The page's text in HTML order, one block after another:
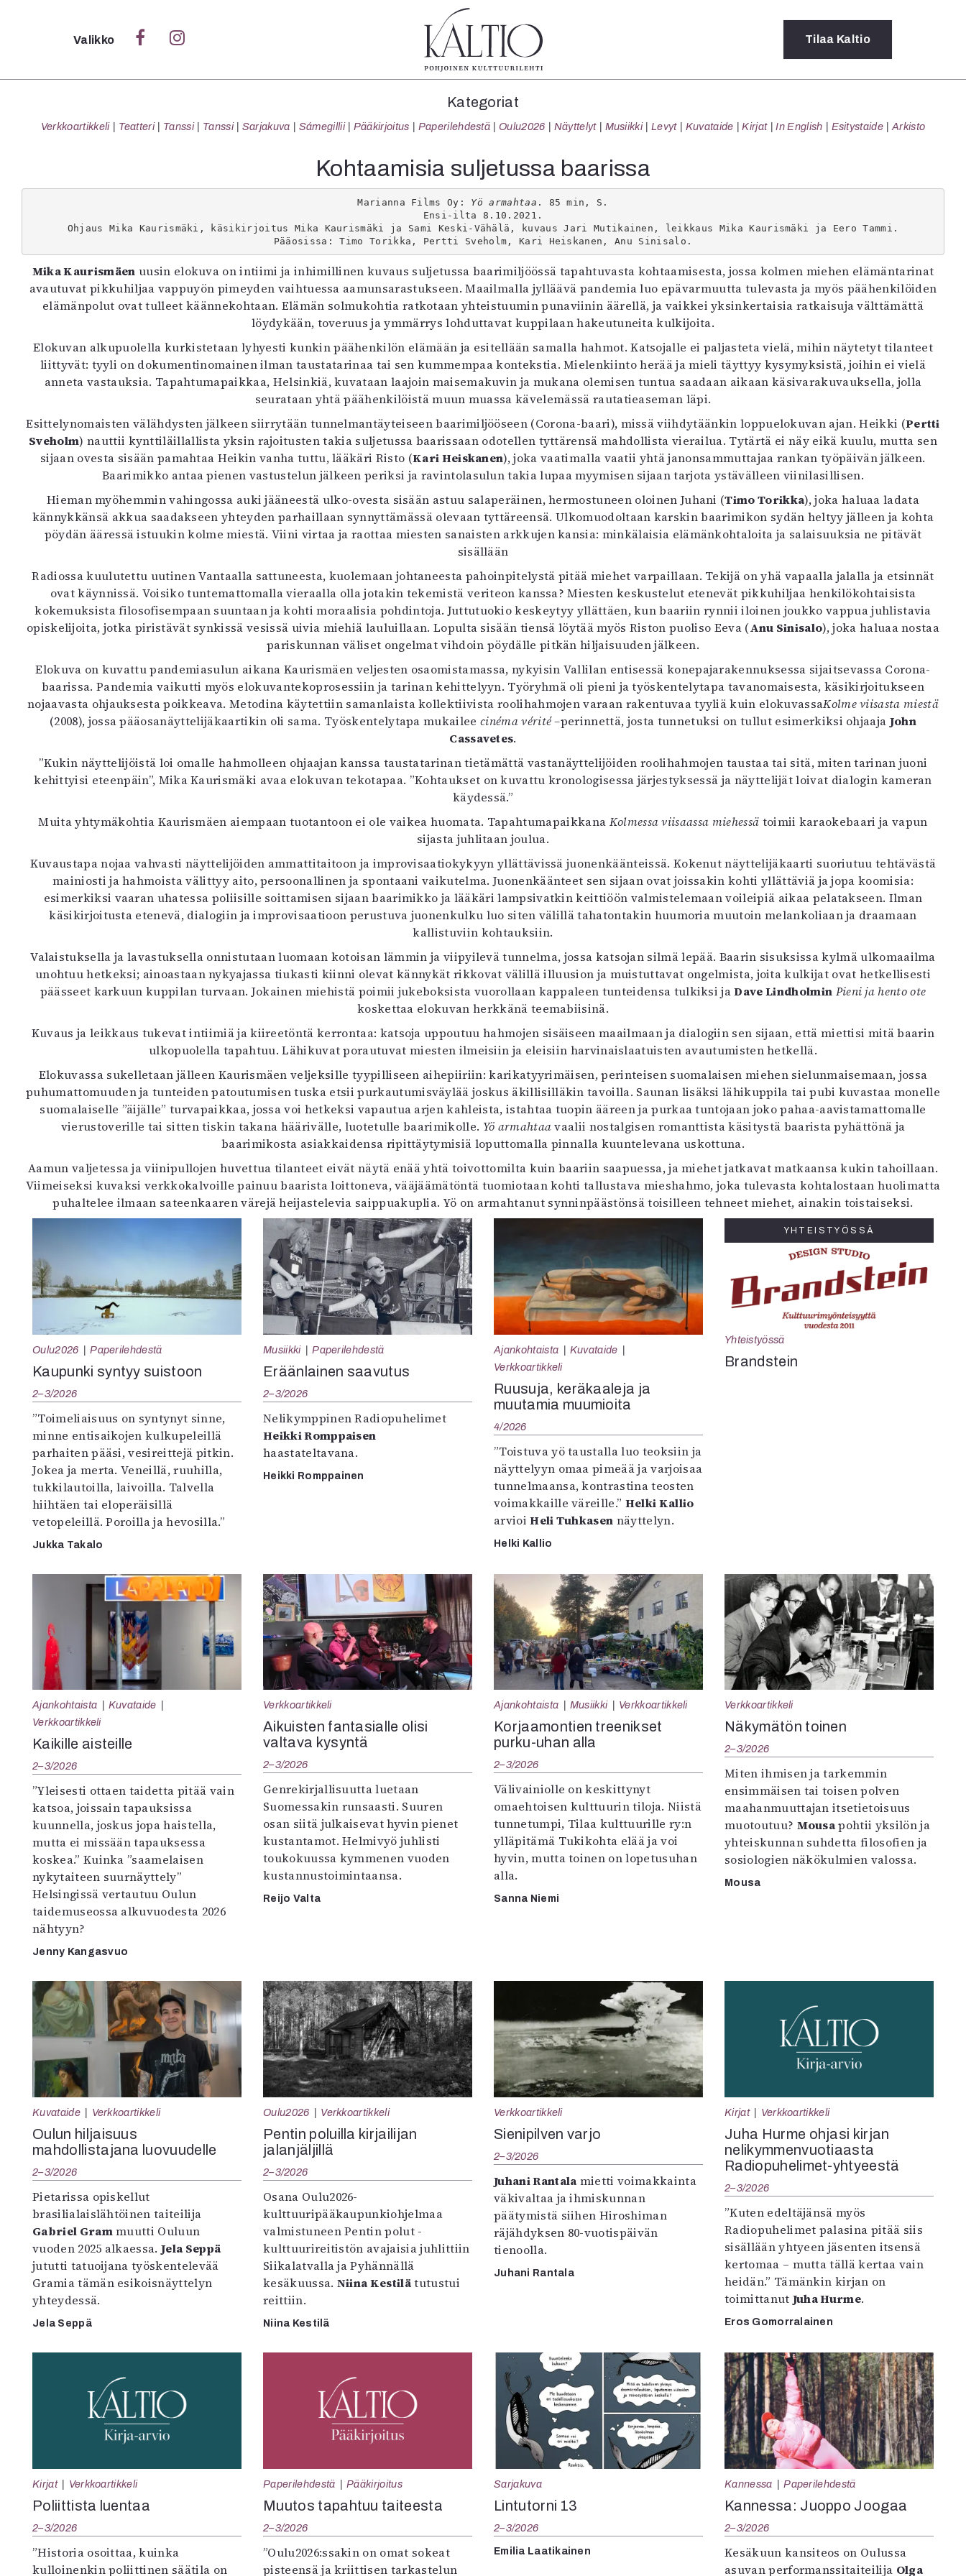
Sulje
Verkkoartikkeli
Tanssi
Tanssi
Sarjakuva
Pääkirjoitus
Paperilehdestä
Oulu2026
Näyttelyt
Musiikki
Levyt
Kuvataide
Kirjat
In English
Esitystaide
Arkisto
Lehdet
4/2026
1/2026
6/2025
5/2025 saame
5/2025
Lehtiarkisto
Tilaus ja
Yhteistyössä
Toimitus
Mediatiedot
Valikko Tilaa Kaltio
Kategoriat
Verkkoartikkeli Teatteri Tanssi Tanssi Sarjakuva Sámegillii Pääkirjoitus Paperilehdestä Oulu2026 Näyttelyt Musiikki Levyt Kuvataide Kirjat In English Esitystaide Arkisto
Kohtaamisia suljetussa baarissa
Marianna Films Oy: Yö armahtaa . 85 min, S.
Ensi-ilta 8.10.2021.
Ohjaus Mika Kaurismäki, käsikirjoitus Mika Kaurismäki ja Sami Keski-Vähälä, kuvaus Jari Mutikainen, leikkaus Mika Kaurismäki ja Eero Tammi.
Pääosissa: Timo Torikka, Pertti Sveholm, Kari Heiskanen, Anu Sinisalo.
Mika Kaurismäen uusin elokuva on intiimi ja inhimillinen kuvaus suljetussa baarimiljöössä tapahtuvasta kohtaamisesta, jossa kolmen miehen elämäntarinat
avautuvat pikkuhiljaa vappuyön pimeyden vaihtuessa aamunsarastukseen. Maailmalla jylläävä pandemia luo epävarmuutta tulevasta ja myös päähenkilöiden
elämänpolut ovat tulleet käännekohtaan. Elämän solmukohtia ratkotaan yhteistuumin punaviinin äärellä, ja vaikkei yksinkertaisia ratkaisuja välttämättä
löydykään, toveruus ja ymmärrys lohduttavat kuppilaan hakeutuneita kulkijoita.
Elokuvan alkupuolella kurkistetaan lyhyesti kunkin päähenkilön elämään ja esitellään samalla hahmot. Katsojalle ei paljasteta vielä, mihin näytetyt tilanteet
liittyvät: tyyli on dokumentinomainen ilman taustatarinaa tai sen kummempaa kontekstia. Mielenkiinto herää ja mieli täyttyy kysymyksistä, joihin ei vielä
anneta vastauksia. Tapahtumapaikkaa, Helsinkiä, kuvataan laajoin maisemakuvin ja mukana olemisen tuntua saadaan aikaan käsivarakuvauksella, jolla
seurataan yhtä päähenkilöistä muun muassa kävelemässä rautatieaseman läpi.
Esittelynomaisten välähdysten jälkeen siirrytään tunnelmantäyteiseen baarimiljööseen (Corona-baari), missä viihdytäänkin loppuelokuvan ajan. Heikki (Pertti
Sveholm) nauttii kynttiläillallista yksin rajoitusten takia suljetussa baarissaan odotellen tyttärensä mahdollista vierailua. Tytärtä ei näy eikä kuulu, mutta sen
sijaan ovesta sisään pamahtaa Heikin vanha tuttu, lääkäri Risto (Kari Heiskanen), joka vaatimalla vaatii yhtä janonsammuttajaa rankan työpäivän jälkeen.
Baarimikko antaa pienen vastustelun jälkeen periksi ja ravintolasulun takia lupaa myymisen sijaan tarjota ystävälleen viinilasillisen.
Hieman myöhemmin vahingossa auki jääneestä ulko-ovesta sisään astuu salaperäinen, hermostuneen oloinen Juhani (Timo Torikka), joka haluaa ladata
kännykkänsä akkua saadakseen yhteyden parhaillaan synnyttämässä olevaan tyttäreensä. Ulkomuodoltaan karskin baarimikon sydän heltyy jälleen ja kohta
pöydän ääressä istuukin kolme miestä. Viini virtaa ja raottaa miesten sanaisten arkkujen kansia: minkälaisia elämänkohtaloita ja salaisuuksia ne pitävät
sisällään
Radiossa kuulutettu uutinen Vantaalla sattuneesta, kuolemaan johtaneesta pahoinpitelystä pitää miehet varpaillaan. Tekijä on yhä vapaalla jalalla ja etsinnät
ovat käynnissä. Voisiko tuntemattomalla vieraalla olla jotakin tekemistä veriteon kanssa? Miesten keskustelut etenevät pikkuhiljaa henkilökohtaisista
kokemuksista filosofisempaan suuntaan ja kohti moraalisia pohdintoja. Juttutuokio keskeytyy yllättäen, kun baariin rynnii iloinen joukko vappua juhlistavia
opiskelijoita, jotka piristävät synkissä vesissä uivia miehiä lauluillaan. Lopulta sisään tiensä löytää myös Riston puoliso Eeva (Anu Sinisalo), joka haluaa nostaa
pariskunnan väliset ongelmat vihdoin pöydälle pitkän hiljaisuuden jälkeen.
Elokuva on kuvattu pandemiasulun aikana Kaurismäen veljesten osaomistamassa, nykyisin Vallilan entisessä konepajarakennuksessa sijaitsevassa Corona-
baarissa. Pandemia vaikutti myös elokuvantekoprosessiin ja tarinan kehittelyyn. Työryhmä oli pieni ja työskentelytapa tavanomaisesta, käsikirjoitukseen
nojaavasta ohjauksesta poikkeava. Metodina käytettiin samanlaista kollektiivista roolihahmojen varaan rakentuvaa tyyliä kuin elokuvassaKolme viisasta miestä
(2008), jossa pääosanäyttelijäkaartikin oli sama. Työskentelytapa mukaileecinéma vérité –perinnettä, josta tunnetuksi on tullut esimerkiksi ohjaaja John
Cassavetes.
”Kukin näyttelijöistä loi omalle hahmolleen ohjaajan kanssa taustatarinan tietämättä vastanäyttelijöiden roolihahmojen taustaa tai sitä, miten tarinan juoni
kehittyisi eteenpäin”, Mika Kaurismäki avaa elokuvan tekotapaa. ”Kohtaukset on kuvattu kronologisessa järjestyksessä ja näyttelijät loivat dialogin kameran
käydessä.”
Muita yhtymäkohtia Kaurismäen aiempaan tuotantoon ei ole vaikea huomata. Tapahtumapaikkana Kolmessa viisaassa miehessä toimii karaokebaari ja vapun
sijasta juhlitaan joulua.
Kuvaustapa nojaa vahvasti näyttelijöiden ammattitaitoon ja improvisaatiokykyyn yllättävissä juonenkäänteissä. Kokenut näyttelijäkaarti suoriutuu tehtävästä
mainiosti ja hahmoista välittyy aito, persoonallinen ja spontaani vaikutelma. Juonenkäänteet sen sijaan ovat joissakin kohti yllättäviä ja jopa koomisia:
esimerkiksi vaaran uhatessa poliisille soittamisen sijaan baarimikko ja lääkäri lampsivatkin keittiöön valmistelemaan voileipiä aikaa pelatakseen. Ilman
käsikirjoitusta etenevä, dialogiin ja improvisaatioon perustuva juonenkulku luo siten välillä tahatontakin huumoria muutoin melankoliaan ja draamaan
kallistuviin kohtauksiin.
Valaistuksella ja lavastuksella onnistutaan luomaan kotoisan lämmin ja viipyilevä tunnelma, jossa katsojan silmä lepää. Baarin sisuksissa kylmä ulkomaailma
unohtuu hetkeksi; ainoastaan nykyajassa tiukasti kiinni olevat kännykät rikkovat välillä illuusion ja muistuttavat ongelmista, joita kulkijat ovat hetkellisesti
päässeet karkuun kuppilan turvaan. Jokainen miehistä poimii jukeboksista vuorollaan kappaleen tunteidensa tulkiksi jaDave Lindholmin Pieni ja hento ote
koskettaa elokuvan herkkänä teemabiisinä.
Kuvaus ja leikkaus tukevat intiimiä ja kiireetöntä kerrontaa: katsoja uppoutuu hahmojen sisäiseen maailmaan ja dialogiin sen sijaan, että miettisi mitä baarin
ulkopuolella tapahtuu. Lähikuvat porautuvat miesten ilmeisiin ja eleisiin harvinaislaatuisten avautumisten hetkellä.
Elokuvassa sukelletaan jälleen Kaurismäen veljeksille tyypilliseen aihepiiriin: karikatyyrimäisen, perinteisen suomalaisen miehen sielunmaisemaan, jossa
puhumattomuuden ja tunteiden patoutumisen tuska etsii purkautumisväylää joskus äkillisilläkin tavoilla. Saunan lisäksi lähikuppila tai pubi kuvastaa monelle
suomalaiselle ”äijälle” turvapaikkaa, jossa voi hetkeksi vapautua arjen kahleista, istahtaa tuopin ääreen ja purkaa tuntojaan joko pahaa-aavistamattomalle
vierustoverille tai sitten tiskin takana häärivälle, luotetulle baarimikolle. Yö armahtaavaalii nostalgisen romanttista käsitystä baarista pyhättönä ja
baarimikosta asiakkaidensa ripittäytymisiä loputtomalla pinnalla kuuntelevana uskottuna.
Aamun valjetessa ja viinipullojen huvettua tilanteet eivät näytä enää yhtä toivottomilta kuin baariin saapuessa, ja miehet jatkavat matkaansa kukin tahoillaan.
Viimeiseksi kuvaksi verkkokalvoille painuu baarista loittoneva, vääjäämätöntä tuomiotaan kohti tallustava mieshahmo, joka tulevasta kohtalostaan huolimatta
puhaltelee ilmaan sateenkaaren värejä heijastelevia saippuakuplia. Yö on armahtanut synninpäästönsä toisilleen tehneet miehet, ainakin toistaiseksi.
Oulu2026 Paperilehdestä
Kaupunki syntyy suistoon
2–3/2026
”Toimeliaisuus on syntynyt sinne,
minne entisaikojen kulkupeleillä
parhaiten pääsi, vesireittejä pitkin.
Jokea ja merta. Veneillä, ruuhilla,
tukkilautoilla, laivoilla. Talvella
hiihtäen tai eloperäisillä
vetopeleillä. Poroilla ja hevosilla.”
Jukka Takalo
Musiikki Paperilehdestä
Eräänlainen saavutus
2–3/2026
Nelikymppinen Radiopuhelimet
Heikki Romppaisen
haastateltavana.
Heikki Romppainen
Ajankohtaista
Kuvataide
Verkkoartikkeli
Ruusuja, keräkaaleja ja
muutamia muumioita
4/2026
”Toistuva yö taustalla luo teoksiin ja
näyttelyyn omaa pimeää ja varjoisaa
tunnelmaansa, kontrastina teosten
voimakkaille väreille.” Helki Kallio
arvioiHeli Tuhkasen näyttelyn.
Helki Kallio
YHTEISTYÖSSÄ
Yhteistyössä
Brandstein
Ajankohtaista
Kuvataide
Verkkoartikkeli
Kaikille aisteille
2–3/2026
”Yleisesti ottaen taidetta pitää vain
katsoa, joissain tapauksissa
kuunnella, joskus jopa haistella,
mutta ei missään tapauksessa
koskea.” Kuinka ”saamelaisen
nykytaiteen suurnäyttely”
Helsingissä vertautuu Oulun
taidemuseossa alkuvuodesta 2026
nähtyyn?
Jenny Kangasvuo
Verkkoartikkeli
Aikuisten fantasialle olisi
valtava kysyntä
2–3/2026
Genrekirjallisuutta luetaan
Suomessakin runsaasti. Suuren
osan siitä julkaisevat hyvin pienet
kustantamot. Helmivyö juhlisti
toukokuussa kymmenen vuoden
kustannustoimintaansa.
Reijo Valta
Ajankohtaista Musiikki Verkkoartikkeli
Korjaamontien treenikset
purku-uhan alla
2–3/2026
Välivainiolle on keskittynyt
omaehtoisen kulttuurin tiloja. Niistä
tunnetumpi, Tilaa kulttuurille ry:n
ylläpitämä Tukikohta elää ja voi
hyvin, mutta toinen on lopetusuhan
alla.
Sanna Niemi
Verkkoartikkeli
Näkymätön toinen
2–3/2026
Miten ihmisen ja tarkemmin
ensimmäisen tai toisen polven
maahanmuuttajan itsetietoisuus
muotoutuu? Mousapohtii yksilön ja
yhteiskunnan suhdetta filosofien ja
sosiologien näkökulmien valossa.
Mousa
Kuvataide Verkkoartikkeli
Oulun hiljaisuus
mahdollistajana luovuudelle
2–3/2026
Pietarissa opiskellut
brasilialaislähtöinen taiteilija
Gabriel Grammuutti Ouluun
vuoden 2025 alkaessa.Jela Seppä
jututti tatuoijana työskentelevää
Gramia tämän esikoisnäyttelyn
yhteydessä.
Jela Seppä
Oulu2026 Verkkoartikkeli
Pentin poluilla kirjailijan
jalanjäljillä
2–3/2026
Osana Oulu2026-
kulttuuripääkaupunkiohjelmaa
valmistuneen Pentin polut -
kulttuurireitistön avajaisia juhlittiin
Siikalatvalla ja Pyhännällä
kesäkuussa. Niina Kestilätutustui
reittiin.
Niina Kestilä
Verkkoartikkeli
Sienipilven varjo
2–3/2026
Juhani Rantala mietti voimakkainta
väkivaltaa ja ihmiskunnan
päätymistä siihen Hiroshiman
räjähdyksen 80-vuotispäivän
tienoolla.
Juhani Rantala
Kirjat Verkkoartikkeli
Juha Hurme ohjasi kirjan
nelikymmenvuotiaasta
Radiopuhelimet-yhtyeestä
2–3/2026
”Kuten edeltäjänsä myös
Radiopuhelimet palasina pitää siis
sisällään yhtyeen jäsenten itsensä
kertomaa – mutta tällä kertaa vain
heidän.” Tämänkin kirjan on
toimittanut Juha Hurme.
Eros Gomorralainen
Kirjat Verkkoartikkeli
Poliittista luentaa
2–3/2026
”Historia osoittaa, kuinka
kulloinenkin poliittinen säätila on
Paperilehdestä Pääkirjoitus
Muutos tapahtuu taiteesta
2–3/2026
”Oulu2026:ssakin on omat sokeat
pisteensä ja kriittisen tarkastelun
Sarjakuva
Lintutorni 13
2–3/2026
Emilia Laatikainen
Kannessa Paperilehdestä
Kannessa: Juoppo Joogaa
2–3/2026
Kesäkuun kansiteos on Oulussa
asuvan performanssitaiteilija Olga